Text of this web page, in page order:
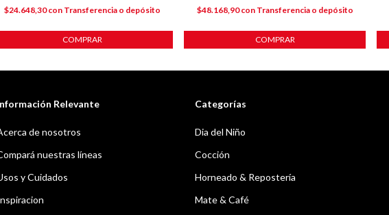
$24.648,30con Transferencia o depósito
COMPRAR
$48.168,90con Transferencia o depósito
COMPRAR
Relevante
de nosotros
nuestras líneas
y Cuidados
Categorías
Dia del Niño
Cocción
Horneado & Repostería
Mate & Café